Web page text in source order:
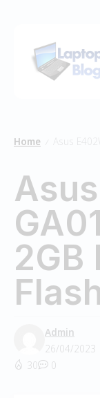
Home Asus
2GB
Admin
26/04/2023
30
0